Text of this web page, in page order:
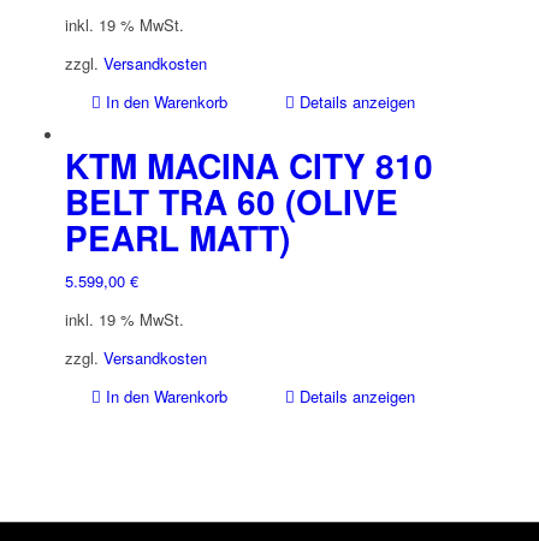
war:
5.499,00 €
inkl. 19 % MwSt.
zzgl. Versandkosten
In den Warenkorb
Details anzeigen
KTM MACINA CITY 810
BELT TRA 60 (OLIVE
PEARL MATT)
5.599,00 €
inkl. 19 % MwSt.
zzgl. Versandkosten
In den Warenkorb
Details anzeigen